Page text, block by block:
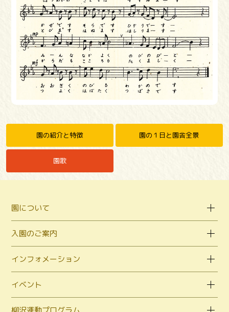
園の紹介と特徴 園の１日と園舎全景
園歌
園について
入園のご案内
インフォメーション
イベント